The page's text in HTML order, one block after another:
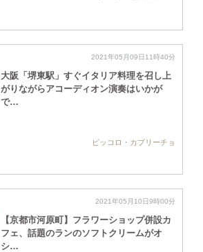
2021年05月09日11時40分
大阪「堺東駅」すぐイタリア料理を召し上
がりながらアコーディオン演奏はいかが
で…
ピッコロ・カプリーチョ
2021年05月10日9時00分
【京都市河原町】フラワーショップ併設カ
フェ、話題のランのソフトクリームがオ
シ…